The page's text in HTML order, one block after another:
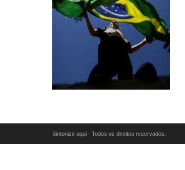
Sintonize aqui - Todos os direitos reservados.